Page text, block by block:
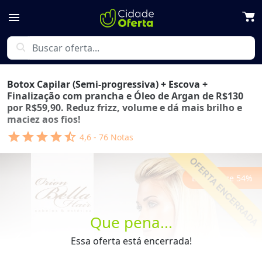
menu
search
Que pena...
Essa oferta está encerrada!
Botox Capilar (Semi-progressiva) + Escova +
Finalização com prancha e Óleo de Argan de R$130
por R$59,90. Reduz frizz, volume e dá mais brilho e
maciez aos fios!
starstarstarstarstar_half 4,6 - 76 Notas
Economize 54%